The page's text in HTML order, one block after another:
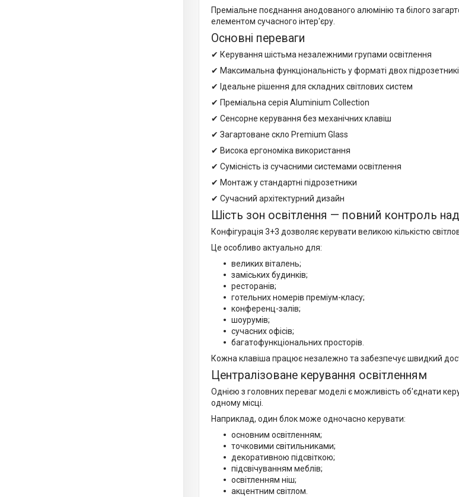
Преміальне поєднання анодованого алюмінію та білого
елементом сучасного інтер'єру.
Основні переваги
✔ Керування шістьма незалежними групами освітлення
✔ Максимальна функціональність у форматі двох
✔ Ідеальне рішення для складних світлових систем
✔ Преміальна серія Aluminium Collection
✔ Сенсорне керування без механічних клавіш
✔ Загартоване скло Premium Glass
✔ Висока ергономіка використання
✔ Сумісність із сучасними системами освітлення
✔ Монтаж у стандартні підрозетники
✔ Сучасний архітектурний дизайн
Шість зон освітлення — повний контроль
Конфігурація 3+3 дозволяє керувати великою кількістю
Це особливо актуально для:
великих віталень;
заміських будинків;
ресторанів;
готельних номерів преміум-класу;
конференц-залів;
шоурумів;
сучасних офісів;
багатофункціональних просторів.
Кожна клавіша працює незалежно та забезпечує швидкий
Централізоване керування освітленням
Однією з головних переваг моделі є можливість об'єднати
одному місці.
Наприклад, один блок може одночасно керувати:
основним освітленням;
точковими світильниками;
декоративною підсвіткою;
підсвічуванням меблів;
освітленням ніш;
акцентним світлом.